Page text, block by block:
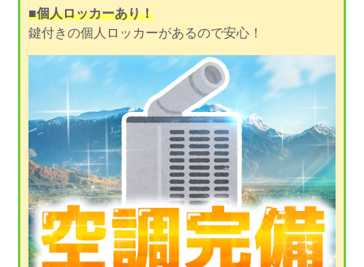
■個人ロッカーあり！
鍵付きの個人ロッカーがあるので安心！